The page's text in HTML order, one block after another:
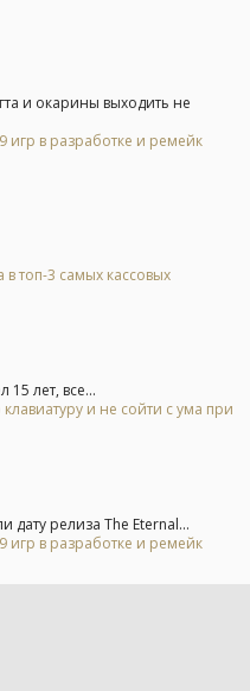
и окарины выходить не
игр в разработке и ремейк
топ-3 самых кассовых
15 лет, все...
и не сойти с ума при
дату релиза The Eternal...
игр в разработке и ремейк